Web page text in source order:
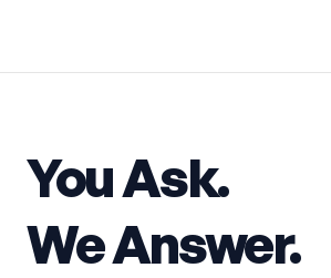
You Ask.
We Answer.